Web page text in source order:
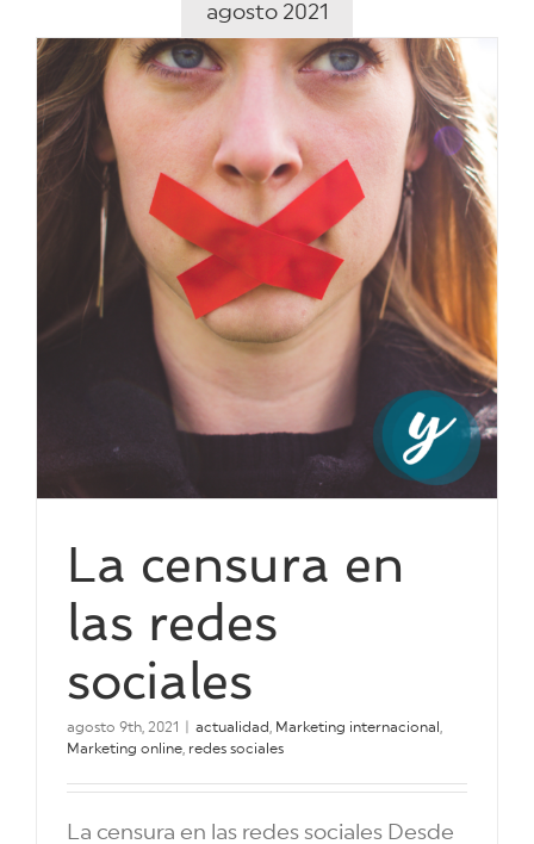
agosto 2021
La censura en
las redes
sociales
agosto 9th, 2021 actualidad Marketing internacional
Marketing online redes sociales
La censura en las redes sociales Desde